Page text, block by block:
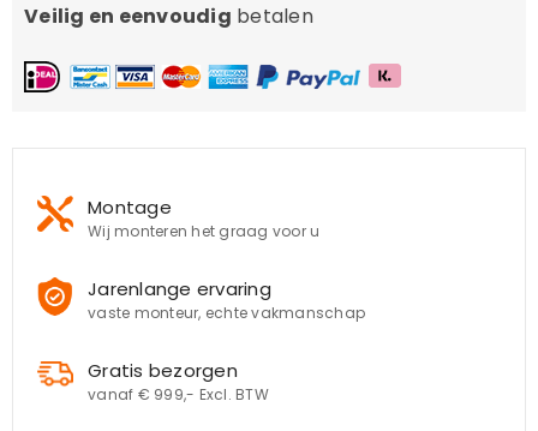
Veilig en eenvoudig betalen
Montage
Wij monteren het graag voor u
Jarenlange ervaring
vaste monteur, echte vakmanschap
Gratis bezorgen
vanaf € 999,- Excl. BTW